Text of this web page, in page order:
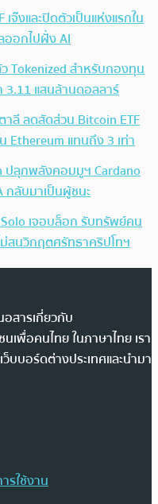
จ๊งและปิดตัวเป็นแห่งแรกใน
ออกไปฝั่ง AI
Tokenized สำหรับกองทุน
3.11 แสนล้านดอลลาร์
ลี ลดสัดส่วน Bitcoin ETF
Ethereum แทนถึง 3 เท่า
ปลุกพลังคอมมูฯ Cardano
ลับมาเป็นผู้ชนะ
เจอบล็อก รับทรัพย์คน
สนวิกฤตศรัทธาคริปโทฯ
สารเกี่ยวกับ
เพื่อคนไทย ในภาษาไทย เรา
บบอร์ดต่างประเทศและนำมา
รใช้งาน